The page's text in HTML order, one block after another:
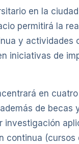
en la
permitirá la
y actividades
iniciativas de
en
de becas
investigación
continua